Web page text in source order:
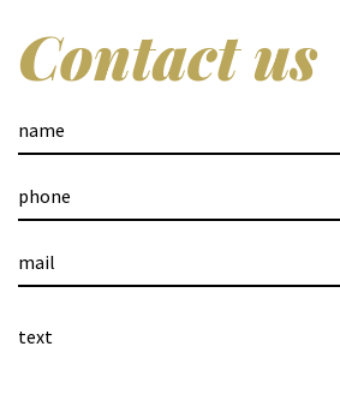
Contact us
personali che lo riguardano,
allo scopo della raccolta; e) di
commerciale o di invio di
di mercato o di comunicazione
interattiva e di essere informato
oltre il momento in cui i dati sono
diffusi, della possibilità di
1, lettera c), numero 1), può essere